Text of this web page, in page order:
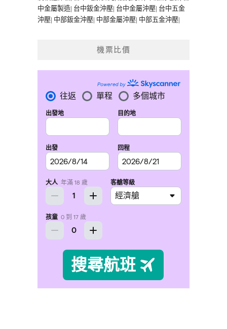
中金屬製造| 台中鈑金沖壓| 台中金屬沖壓| 台中五金
沖壓| 中部鈑金沖壓| 中部金屬沖壓| 中部五金沖壓|
機票比價